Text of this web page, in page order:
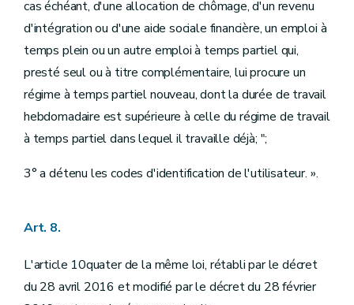
cas échéant, d'une allocation de chômage, d'un revenu
d'intégration ou d'une aide sociale financière, un emploi à
temps plein ou un autre emploi à temps partiel qui,
presté seul ou à titre complémentaire, lui procure un
régime à temps partiel nouveau, dont la durée de travail
hebdomadaire est supérieure à celle du régime de travail
à temps partiel dans lequel il travaille déjà; ";
3° a détenu les codes d'identification de l'utilisateur. ».
Art. 8.
L'article 10quater de la même loi, rétabli par le décret
du 28 avril 2016 et modifié par le décret du 28 février